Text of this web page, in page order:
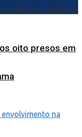
oito presos em
soluções Interativas